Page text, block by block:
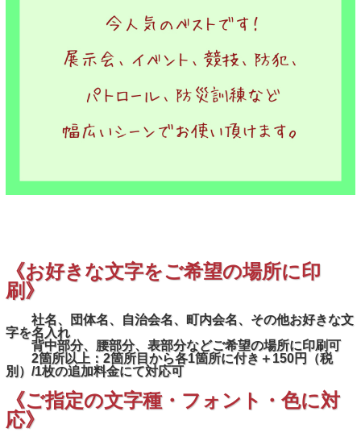
《お好きな文字をご希望の場所に印
刷》
社名、団体名、自治会名、町内会名、その他お好きな文
字を名入れ
背中部分、腰部分、表部分などご希望の場所に印刷可
2箇所以上：2箇所目から各1箇所に付き＋150円（税
別）/1枚の追加料金にて対応可
《ご指定の文字種・フォント・色に対
応》